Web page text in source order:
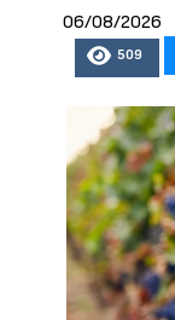
06/08/2026
509